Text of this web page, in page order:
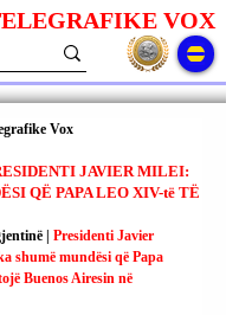
VOX
JAVIER MILEI:
QË PAPA LEO XIV-të TË
Vox
| Presidenti Javier
shumë mundësi që Papa
Buenos Airesin në